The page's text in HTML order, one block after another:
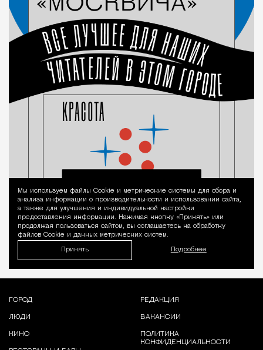
Уведомление
Мы используем файлы Сookie и метрические системы для сбора и
анализа информации о производительности и использовании сайта,
а также для улучшения и индивидуальной настройки
предоставления информации. Нажимая кнопку «Принять» или
продолжая пользоваться сайтом, вы соглашаетесь на обработку
файлов Cookie и данных метрических систем.
Принять Подробнее
ГОРОД
ЛЮДИ
КИНО
РЕДАКЦИЯ
ВАКАНСИИ
ПОЛИТИКА
КОНФИДЕНЦИАЛЬНОСТИ